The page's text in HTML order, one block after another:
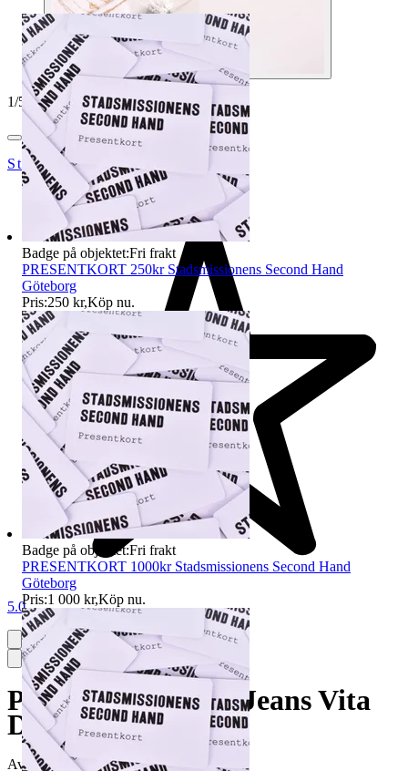
1/5
StadsmissionensSecondhandGbg
5.0
Pernilla Wahlgren Jeans Vita
Dam Stl. 48
Avslutad 14 jun 20:28
Badge på objektet:Fri frakt
PRESENTKORT 250kr Stadsmissionens Second Hand
Göteborg
Pris:250 kr,Köp nu.
Badge på objektet:Fri frakt
PRESENTKORT 1000kr Stadsmissionens Second Hand
Göteborg
Pris:1 000 kr,Köp nu.